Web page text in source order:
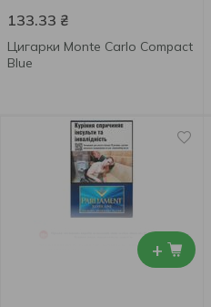
133.33 ₴
Цигарки Monte Carlo Compact
Blue
+